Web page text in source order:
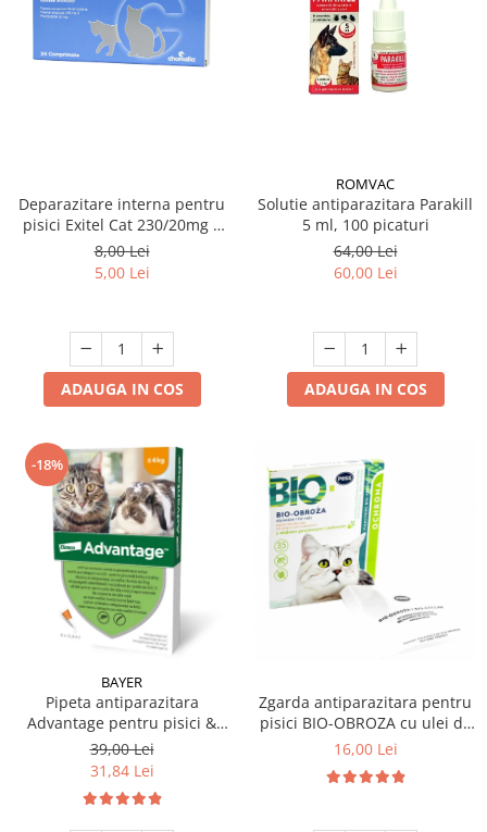
Deparazitare interna pentru
pisici Exitel Cat 230/20mg 1
cpr / folie
8,00 Lei
5,00 Lei
ADAUGA IN COS
ROMVAC
Solutie antiparazitara Parakill
5 ml, 100 picaturi
64,00 Lei
60,00 Lei
ADAUGA IN COS
-18%
BAYER
Pipeta antiparazitara
Advantage pentru pisici &
iepuri >4 kg - 8 kg ( 1 pipeta )
39,00 Lei
31,84 Lei
Zgarda antiparazitara pentru
pisici BIO-OBROZA cu ulei de
geranium 35 cm
16,00 Lei